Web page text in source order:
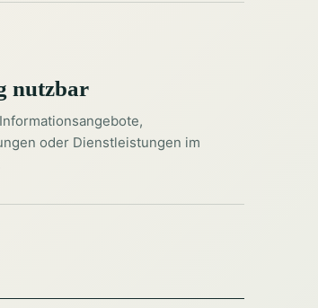
nutzbar
oder Dienstleistungen im